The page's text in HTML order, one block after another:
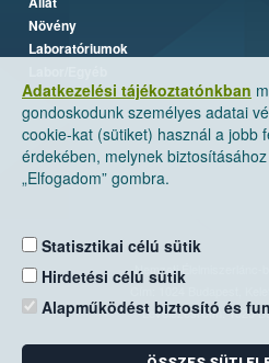
Adatkezelési tájékoztatónkban
gondoskodunk személyes adatai
cookie-kat (sütiket) használ a jobb
érdekében, melynek
„Elfogadom” gombra.
Statisztikai célú sütik
Hirdetési célú sütik
Alapműködést biztosító és
Növény
Laboratóriumok
Nemzeti Élelmiszerlánc-
Levelezési cím: 1525